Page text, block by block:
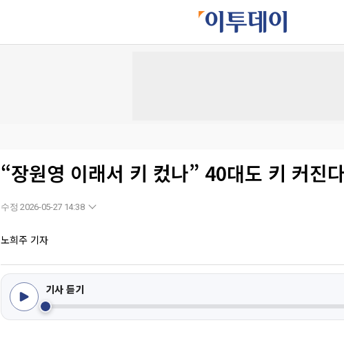
“장원영 이래서 키 컸나” 40대도 키 커진
수정 2026-05-27 14:38
노희주 기자
기사 듣기